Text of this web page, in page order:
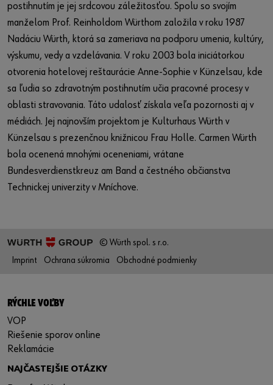
postihnutím je jej srdcovou záležitosťou. Spolu so svojím
manželom Prof. Reinholdom Würthom založila v roku 1987
Nadáciu Würth, ktorá sa zameriava na podporu umenia, kultúry,
výskumu, vedy a vzdelávania. V roku 2003 bola iniciátorkou
otvorenia hotelovej reštaurácie Anne-Sophie v Künzelsau, kde
sa ľudia so zdravotným postihnutím učia pracovné procesy v
oblasti stravovania. Táto udalosť získala veľa pozornosti aj v
médiách. Jej najnovším projektom je Kulturhaus Würth v
Künzelsau s prezenčnou knižnicou Frau Holle. Carmen Würth
bola ocenená mnohými oceneniami, vrátane
Bundesverdienstkreuz am Band a čestného občianstva
Technickej univerzity v Mníchove.
© Würth spol. s r.o.
Imprint
Ochrana súkromia Obchodné podmienky
RÝCHLE VOĽBY
VOP
Riešenie sporov online
Reklamácie
NAJČASTEJŠIE OTÁZKY